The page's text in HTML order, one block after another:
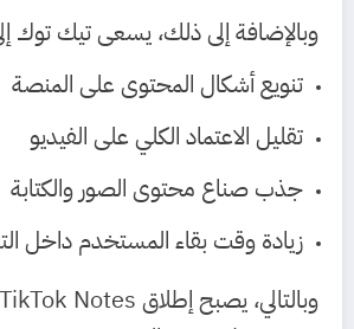
وبالإضافة إلى ذلك، يسعى تيك توك
تنويع أشكال المحتوى على المنصة
تقليل الاعتماد الكلي على الفيديو
جذب صناع محتوى الصور والكتابة
زيادة وقت بقاء المستخدم داخل